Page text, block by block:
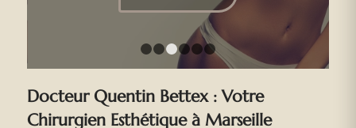
1 2 3
Docteur Quentin Bettex : Votre
Chirurgien Esthétique à Marseille